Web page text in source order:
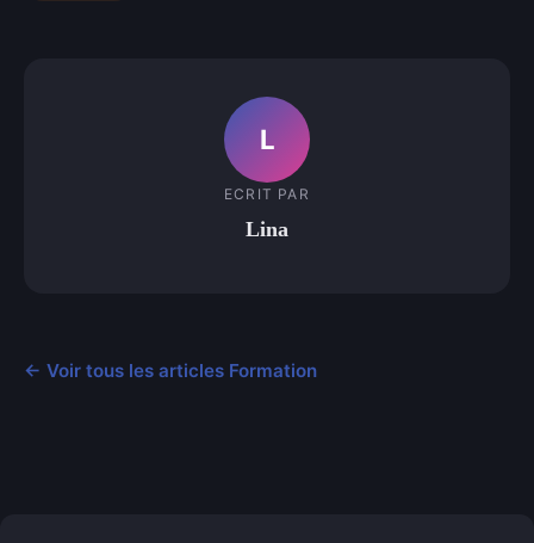
L
ECRIT PAR
Lina
← Voir tous les articles Formation